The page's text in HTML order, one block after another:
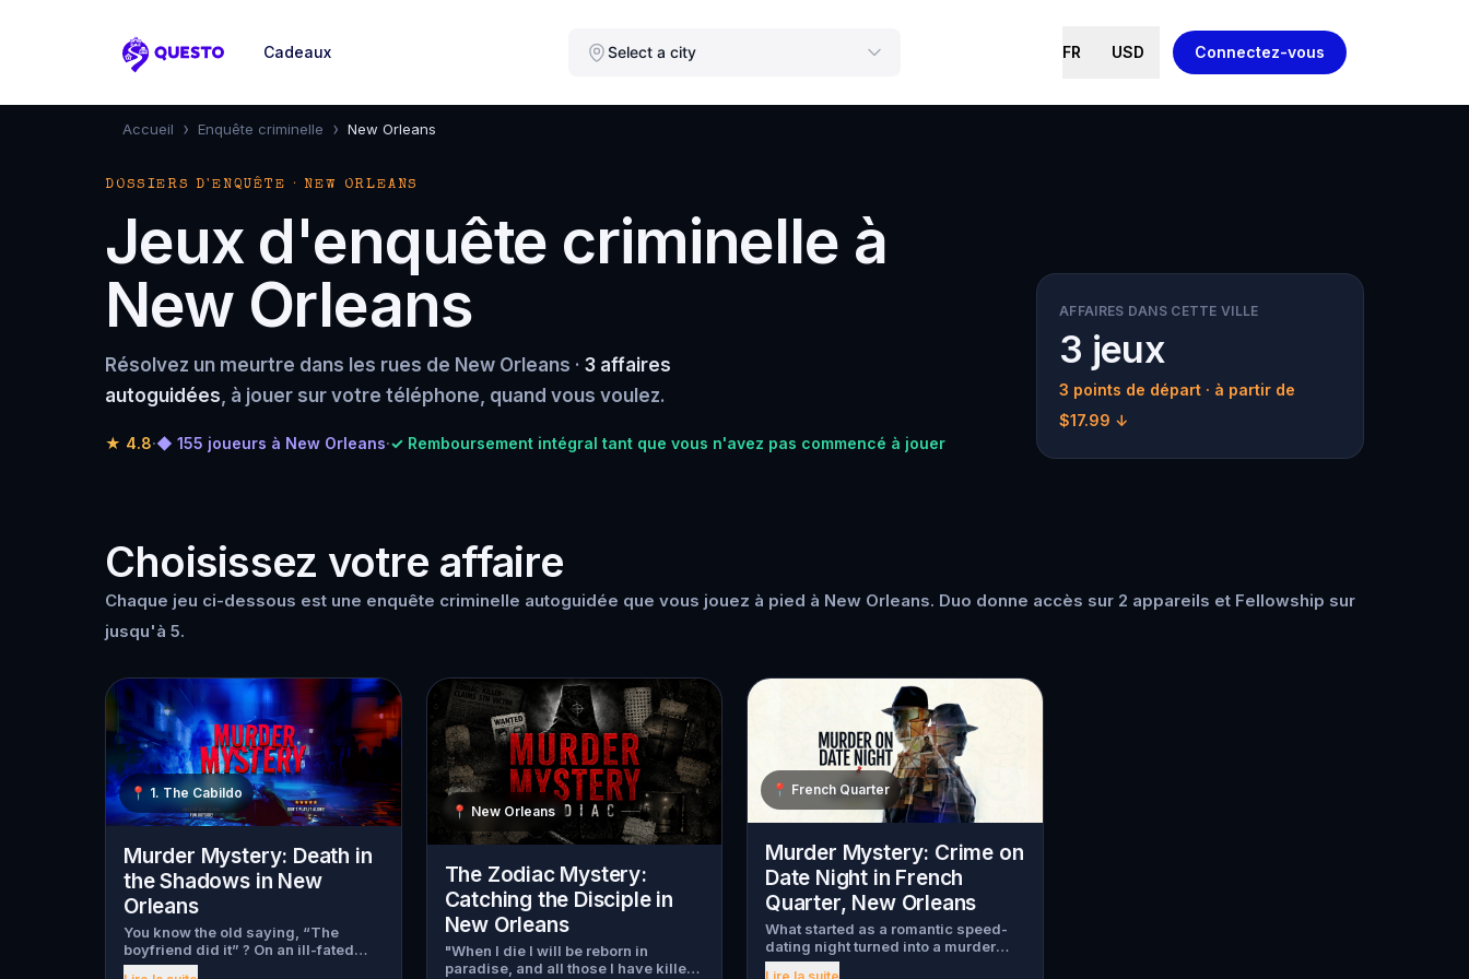
Questo
Select a city
Cadeaux FR USD Connectez-vous
Accueil › Enquête criminelle › New Orleans
DOSSIERS D'ENQUÊTE · NEW ORLEANS
Jeux d'enquête criminelle à
New Orleans
Résolvez un meurtre dans les rues de New Orleans · 3 affaires
autoguidées, à jouer sur votre téléphone, quand vous voulez.
★ 4.8·◆ 155 joueurs à New Orleans·✓ Remboursement intégral tant que vous n'avez pas commencé à jouer
AFFAIRES DANS CETTE VILLE
3 jeux
3 points de départ · à partir de
$17.99 ↓
Choisissez votre affaire
Chaque jeu ci-dessous est une enquête criminelle autoguidée que vous jouez à pied à New Orleans. Duo donne accès sur 2 appareils et Fellowship sur
jusqu'à 5.
📍 1. The Cabildo
Murder Mystery: Death in
the Shadows in New
Orleans
You know the old saying, “The
boyfriend did it” ? On an ill-fated
night, love goes terribly wrong for
📍 New Orleans
The Zodiac Mystery:
Catching the Disciple in
New Orleans
"When I die I will be reborn in
paradise, and all those I have killed
📍 French Quarter
Murder Mystery: Crime on
Date Night in French
Quarter, New Orleans
What started as a romantic speed-
dating night turned into a murder
mystery. Just as introductions